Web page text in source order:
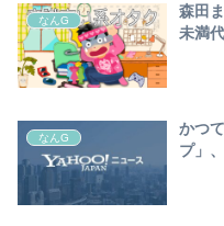
なんG
森田
未満
なんG
かつ
プ」